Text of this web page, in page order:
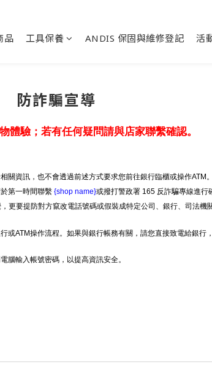
品 工具保養 ANDIS 保固與維修登記 活
防詐騙宣導
驗；若有任何疑問請與店家聯繫確認。
資訊，也不會透過前述方式要求您前往銀行臨櫃或操作ATM。
第一時間聯繫 {shop name}或撥打警政署 165 反詐騙專線進行
更要提防對方竄改電話號碼或假裝成特定公司、銀行、司法
ATM操作流程。如果與銀行帳務有關，請您直接致電給銀
腦輸入帳號密碼，以提高資訊安全。